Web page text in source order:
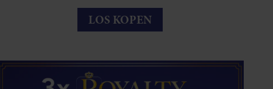
LOS KOPEN